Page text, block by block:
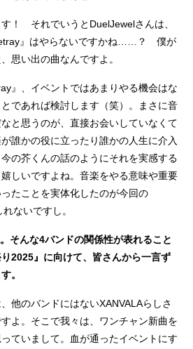
！ それでいうとDuelJewelさんは、
』はやらないですかね……？ 僕が
思い出の曲なんですよ。
、イベントではあまりやる機会はな
であれば検討します（笑）。まさに音
と思うのが、直接お会いしていなくて
誰かの役に立ったり誰かの人生に介入
の芥くんの話のようにそれを実感する
しいですよね。音楽をやる意味や重要
たことを実体化したのが今回の
ないですし。
そんな4バンドの関係性が表れること
2025』に向けて、皆さんから一言ず
。
他のバンドにはないXANVALAらしさ
よ。そこで我々は、ワンチャン新曲を
ていまして。血が通ったイベントにす